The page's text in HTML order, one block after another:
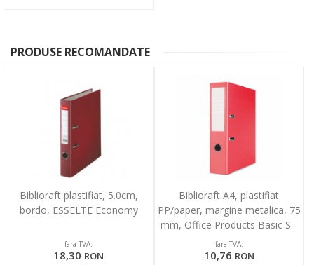
PRODUSE RECOMANDATE
Biblioraft plastifiat, 5.0cm,
bordo, ESSELTE Economy
fara TVA:
18,30 RON
Biblioraft A4, plastifiat
PP/paper, margine metalica, 75
mm, Office Products Basic S -
rosu
fara TVA:
10,76 RON